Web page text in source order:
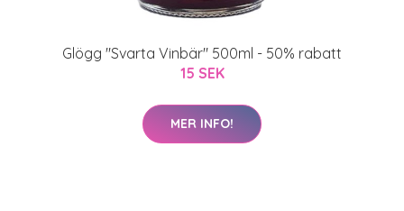
Glögg "Svarta Vinbär" 500ml - 50% rabatt
15 SEK
MER INFO!